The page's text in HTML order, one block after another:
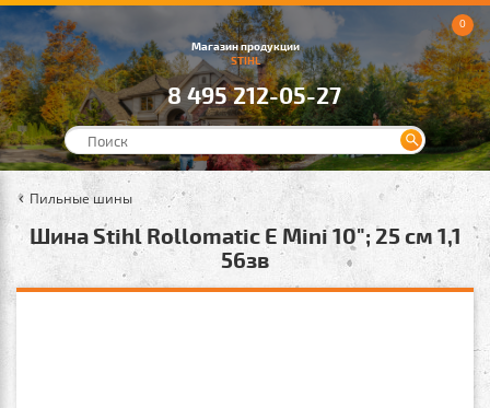
Магазин продукции
STIHL
8 495 212-05-27
0
Пильные шины
Шина Stihl Rollomatic E Mini 10"; 25 см 1,1
56зв